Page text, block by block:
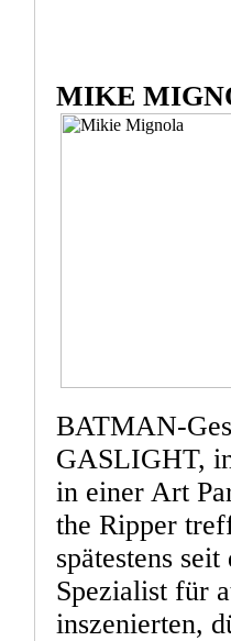
MIKE
BATMAN-
GASLIGHT,
in einer Art
the Ripper
spätestens
Spezialist für
inszenierten,